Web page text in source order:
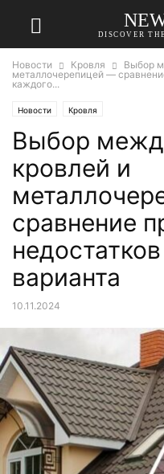
DISCOVER
Новости Кровля
Выбор
металлочерепицей —
каждого...
Новости Кровля
Выбор
кровлей и
сравнение
варианта
10.11.2024